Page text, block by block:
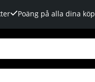
Poäng på alla dina köp